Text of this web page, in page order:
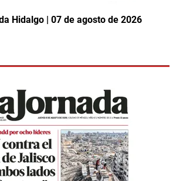
Hidalgo | 07 de agosto de 2026